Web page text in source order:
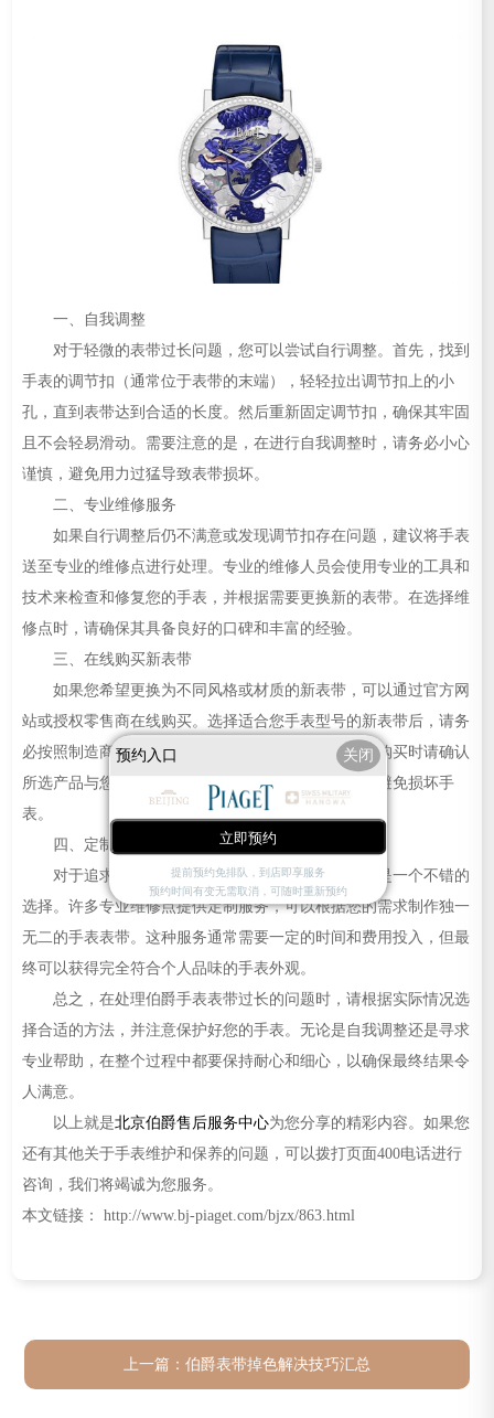
一、自我调整
对于轻微的表带过长问题，您可以尝试自行调整。首先，找到
手表的调节扣（通常位于表带的末端），轻轻拉出调节扣上的小
孔，直到表带达到合适的长度。然后重新固定调节扣，确保其牢固
且不会轻易滑动。需要注意的是，在进行自我调整时，请务必小心
谨慎，避免用力过猛导致表带损坏。
二、专业维修服务
如果自行调整后仍不满意或发现调节扣存在问题，建议将手表
送至专业的维修点进行处理。专业的维修人员会使用专业的工具和
技术来检查和修复您的手表，并根据需要更换新的表带。在选择维
修点时，请确保其具备良好的口碑和丰富的经验。
三、在线购买新表带
如果您希望更换为不同风格或材质的新表带，可以通过官方网
站或授权零售商在线购买。选择适合您手表型号的新表带后，请务
必按照制造商提供的安装指南进行安装。注意，在线购买时请确认
所选产品与您的手表兼容，并遵循正确的安装步骤以避免损坏手
表。
四、定制服务
对于追求个性化和独特性的用户来说，定制服务是一个不错的
选择。许多专业维修点提供定制服务，可以根据您的需求制作独一
无二的手表表带。这种服务通常需要一定的时间和费用投入，但最
终可以获得完全符合个人品味的手表外观。
总之，在处理伯爵手表表带过长的问题时，请根据实际情况选
择合适的方法，并注意保护好您的手表。无论是自我调整还是寻求
专业帮助，在整个过程中都要保持耐心和细心，以确保最终结果令
人满意。
以上就是北京伯爵售后服务中心为您分享的精彩内容。如果您
还有其他关于手表维护和保养的问题，可以拨打页面400电话进行
咨询，我们将竭诚为您服务。
本文链接： http://www.bj-piaget.com/bjzx/863.html
上一篇： 伯爵表带掉色解决技巧汇总
预约入口 关闭
立即预约
提前预约免排队，到店即享服务
预约时间有变无需取消，可随时重新预约